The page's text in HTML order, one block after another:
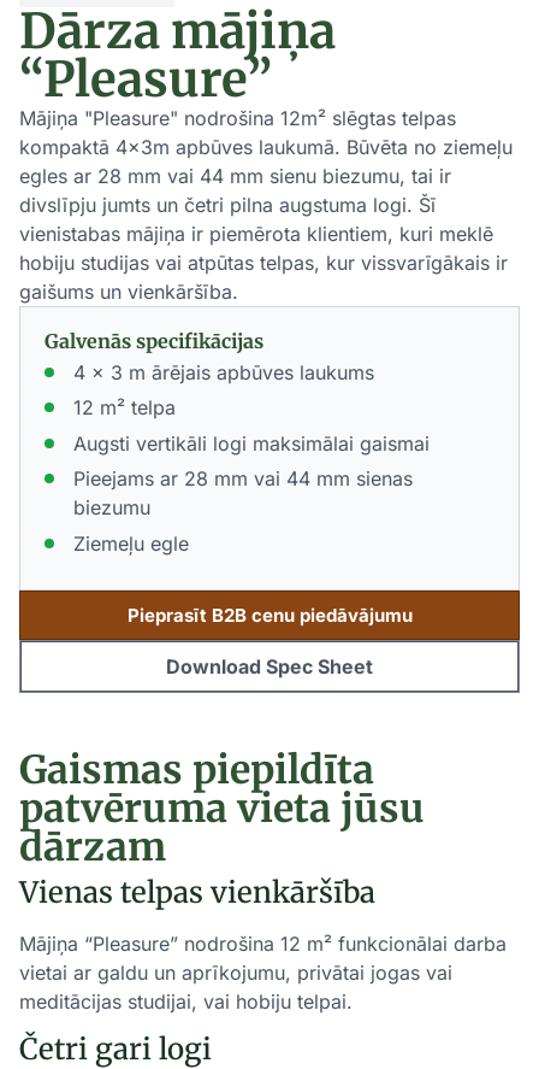
Dārza mājiņa
“Pleasure”
Mājiņa "Pleasure" nodrošina 12m² slēgtas telpas
kompaktā 4×3m apbūves laukumā. Būvēta no ziemeļu
egles ar 28 mm vai 44 mm sienu biezumu, tai ir
divslīpju jumts un četri pilna augstuma logi. Šī
vienistabas mājiņa ir piemērota klientiem, kuri meklē
hobiju studijas vai atpūtas telpas, kur vissvarīgākais ir
gaišums un vienkāršība.
Galvenās specifikācijas
4 x 3 m ārējais apbūves laukums
12 m² telpa
Augsti vertikāli logi maksimālai gaismai
Pieejams ar 28 mm vai 44 mm sienas
biezumu
Ziemeļu egle
Pieprasīt B2B cenu piedāvājumu
Download Spec Sheet
Gaismas piepildīta
patvēruma vieta jūsu
dārzam
Vienas telpas vienkāršība
Mājiņa “Pleasure” nodrošina 12 m² funkcionālai darba
vietai ar galdu un aprīkojumu, privātai jogas vai
meditācijas studijai, vai hobiju telpai.
Četri gari logi